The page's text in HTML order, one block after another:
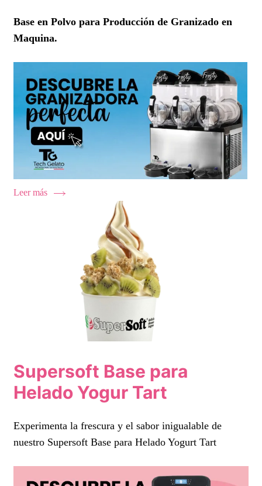
Base en Polvo para Producción de Granizado en
Maquina.
Leer más
Supersoft Base para
Helado Yogur Tart
Experimenta la frescura y el sabor inigualable de
nuestro Supersoft Base para Helado Yogurt Tart